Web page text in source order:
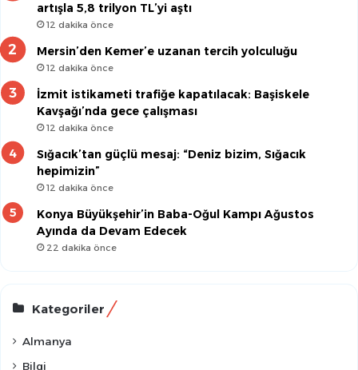
artışla 5,8 trilyon TL’yi aştı
12 dakika önce
Mersin’den Kemer’e uzanan tercih yolculuğu
12 dakika önce
İzmit istikameti trafiğe kapatılacak: Başiskele
Kavşağı’nda gece çalışması
12 dakika önce
Sığacık’tan güçlü mesaj: “Deniz bizim, Sığacık
hepimizin”
12 dakika önce
Konya Büyükşehir’in Baba-Oğul Kampı Ağustos
Ayında da Devam Edecek
22 dakika önce
Kategoriler
Almanya
Bilgi